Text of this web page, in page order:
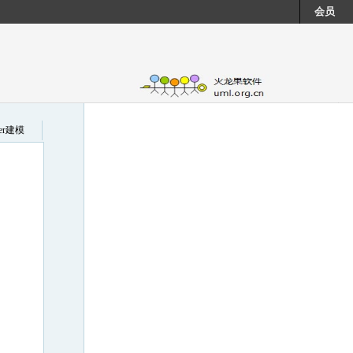
会员
建模